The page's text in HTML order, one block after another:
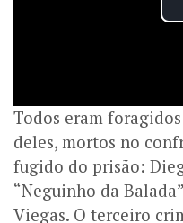
Todos eram
deles, mortos no
fugido do prisão:
“Neguinho da
Viegas. O terceiro